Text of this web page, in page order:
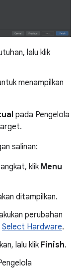
lalu klik
menampilkan
pada Pengelola
salinan:
klik Menu
ditampilkan.
perubahan
Select Hardware.
lalu klik Finish.